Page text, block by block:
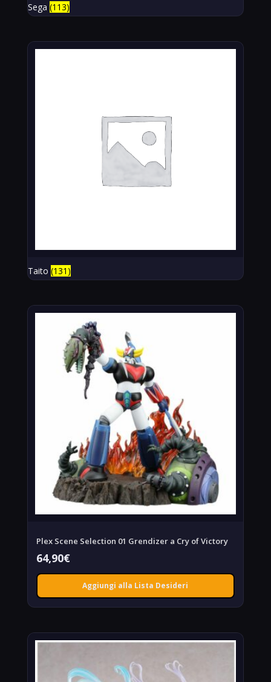
Sega (113)
Taito (131)
Plex Scene Selection 01 Grendizer a Cry of Victory
64,90€
Aggiungi alla Lista Desideri